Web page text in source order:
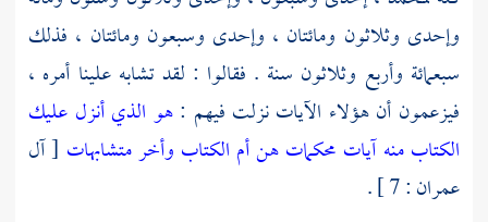
وإحدى وثلاثون ومائتان ، وإحدى وسبعون ومائتان ، فذلك
سبعمائة وأربع وثلاثون سنة . فقالوا : لقد تشابه علينا أمره ،
فيزعمون أن هؤلاء الآيات نزلت فيهم :هو الذي أنزل عليك
الكتاب منه آيات محكمات هن أم الكتاب وأخر متشابهات [ آل
عمران : 7 ] .